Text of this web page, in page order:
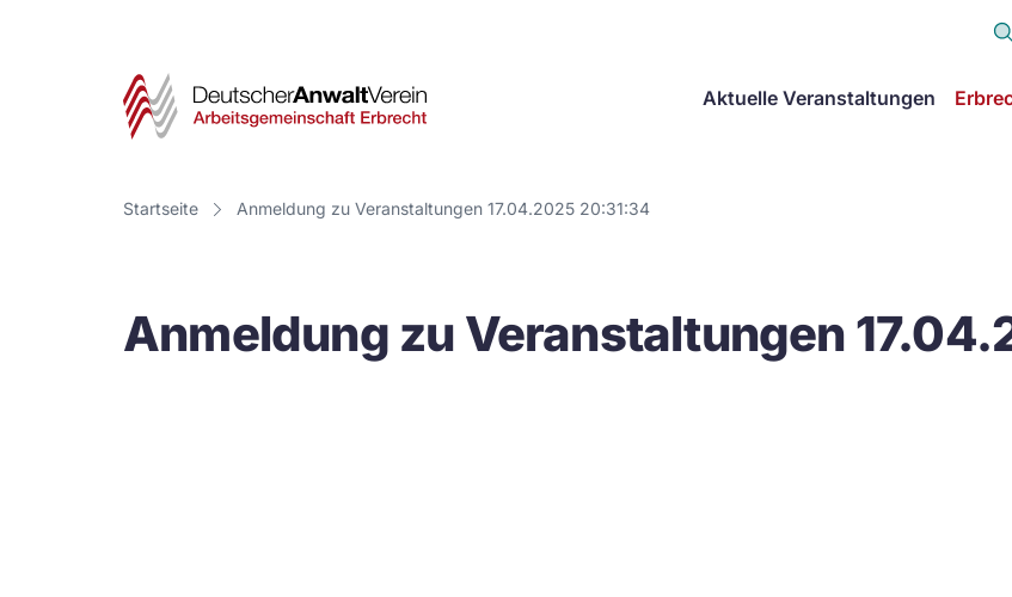
Deutscher
Verein
Arbeitsgemeinschaft
Aktuelle Veranstaltungen
Startseite Anmeldung zu Veranstaltungen 17.04.2025 20:31:34
Anmeldung zu Veranstaltungen